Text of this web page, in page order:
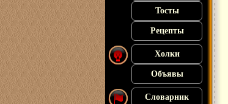
Тосты
Рецепты
Холки
Объявы
Словарник